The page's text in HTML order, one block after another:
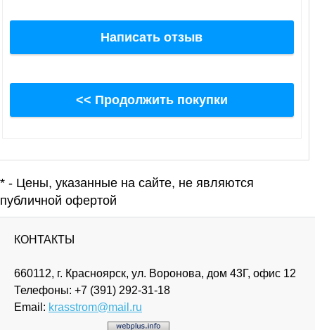
Написать отзыв
<< Продолжить покупки
* - Цены, указанные на сайте, не являются
публичной офертой
КОНТАКТЫ
660112, г. Красноярск, ул. Воронова, дом 43Г, офис 12
Телефоны: +7 (391) 292-31-18
Email: krasstrom@mail.ru